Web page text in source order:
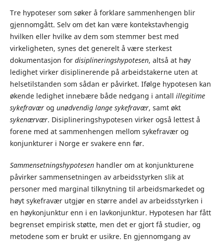
Tre hypoteser som søker å forklare sammenhengen blir
gjennomgått. Selv om det kan være kontekstavhengig
hvilken eller hvilke av dem som stemmer best med
virkeligheten, synes det generelt å være sterkest
dokumentasjon for disiplineringshypotesen, altså at høy
ledighet virker disiplinerende på arbeidstakerne uten at
helsetilstanden som sådan er påvirket. Ifølge hypotesen kan
økende ledighet innebære både nedgang i antall illegitime
sykefravær og unødvendig lange sykefravær, samt økt
sykenærvær. Disiplineringshypotesen virker også lettest å
forene med at sammenhengen mellom sykefravær og
konjunkturer i Norge er svakere enn før.
Sammensetningshypotesen handler om at konjunkturene
påvirker sammensetningen av arbeidsstyrken slik at
personer med marginal tilknytning til arbeidsmarkedet og
høyt sykefravær utgjør en større andel av arbeidsstyrken i
en høykonjunktur enn i en lavkonjunktur. Hypotesen har fått
begrenset empirisk støtte, men det er gjort få studier, og
metodene som er brukt er usikre. En gjennomgang av